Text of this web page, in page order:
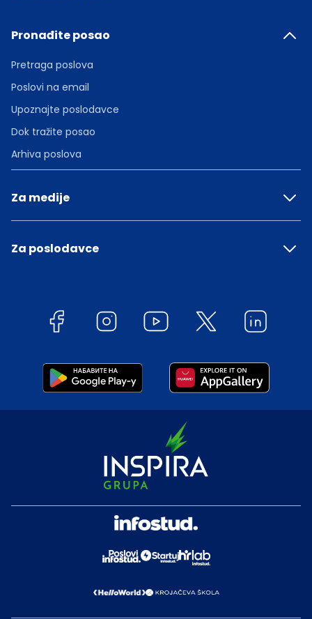
Pronađite posao
Pretraga poslova
Poslovi na email
Upoznajte poslodavce
Dok tražite posao
Arhiva poslova
Za medije
Za poslodavce